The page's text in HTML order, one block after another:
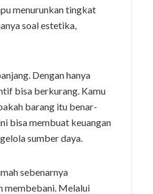
menurunkan tingkat
soal estetika,
Dengan hanya
bisa berkurang. Kamu
barang itu benar-
bisa membuat keuangan
sumber daya.
sebenarnya
membebani. Melalui